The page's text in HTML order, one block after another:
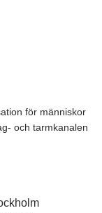
för människor
och tarmkanalen